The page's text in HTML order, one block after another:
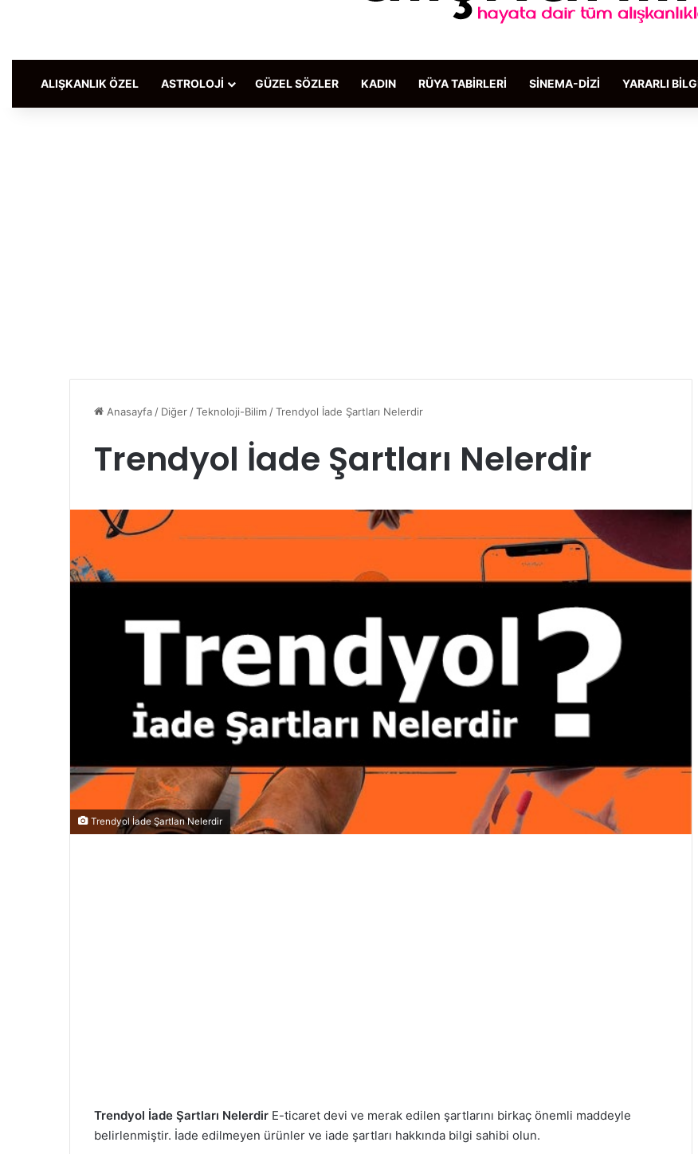
ALIŞKANLIK ÖZEL ASTROLOJI GÜZEL SÖZLER KADIN RÜYA TABIRLERI SINEMA-DIZI YARARLI
Anasayfa / Diğer /Teknoloji-Bilim /Trendyol İade Şartları Nelerdir
Trendyol İade Şartları Nelerdir
Trendyol İade Şartları Nelerdir
Trendyol İade Şartları Nelerdir E-ticaret devi ve merak edilen şartlarını birkaç önemli maddeyle
belirlenmiştir. İade edilmeyen ürünler ve iade şartları hakkında bilgi sahibi olun.